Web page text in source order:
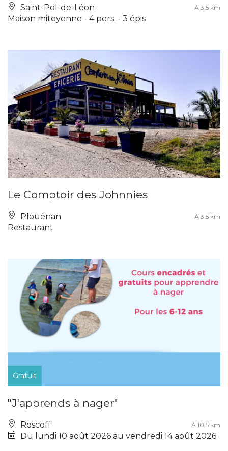
Saint-Pol-de-Léon À 3.5 km
Maison mitoyenne - 4 pers. - 3 épis
Le Comptoir des Johnnies
Plouénan À 3.5 km
Restaurant
Gratuit
"J'apprends à nager"
Roscoff À 10.5 km
Du lundi 10 août 2026 au vendredi 14 août 2026